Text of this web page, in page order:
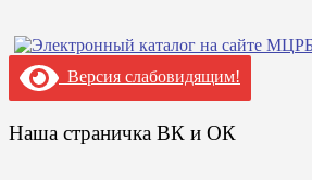
Версия слабовидящим!
Наша страничка ВК и ОК